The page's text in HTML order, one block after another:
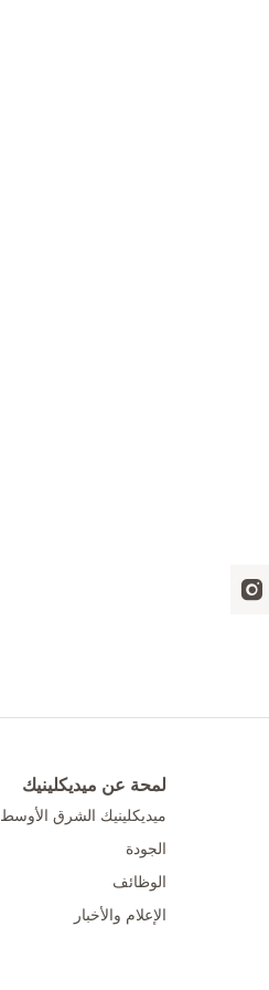
لمحة عن ميديكلينيك
ميديكلينيك الشرق الأوسط
الجودة
الوظائف
الإعلام والأخبار